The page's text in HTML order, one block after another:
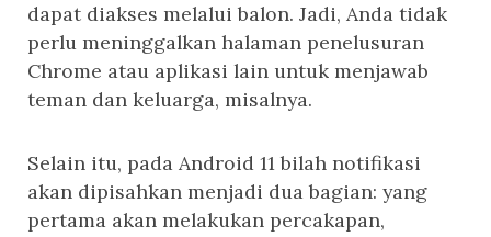
dapat diakses melalui balon. Jadi, Anda tidak
perlu meninggalkan halaman penelusuran
Chrome atau aplikasi lain untuk menjawab
teman dan keluarga, misalnya.
Selain itu, pada Android 11 bilah notifikasi
akan dipisahkan menjadi dua bagian: yang
pertama akan melakukan percakapan,